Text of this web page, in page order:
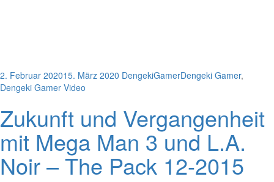
2. Februar 202015. März 2020 DengekiGamerDengeki Gamer,
Dengeki Gamer Video
Zukunft und Vergangenheit
mit Mega Man 3 und L.A.
Noir – The Pack 12-2015